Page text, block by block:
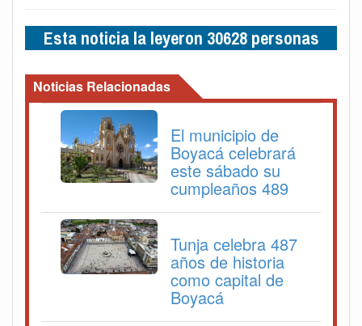
Esta noticia la leyeron 30628 personas
Noticias Relacionadas
El municipio de
Boyacá celebrará
este sábado su
cumpleaños 489
Tunja celebra 487
años de historia
como capital de
Boyacá